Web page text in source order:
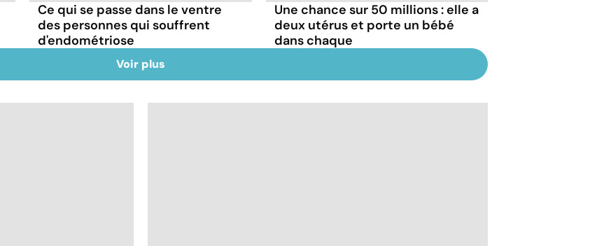
Ce qui se passe dans le ventre
des personnes qui souffrent
d'endométriose
Une chance sur 50 millions : elle a
deux utérus et porte un bébé
dans chaque
Voir plus